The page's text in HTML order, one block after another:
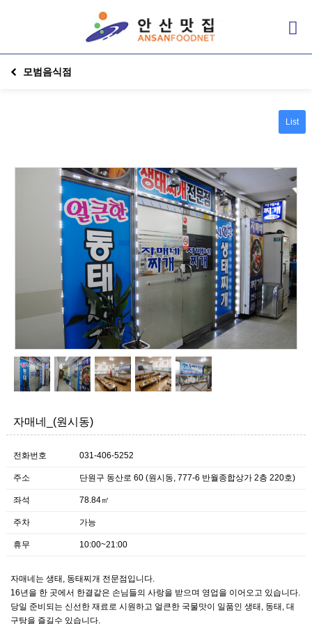
모범음식점
List
자매네_(원시동)
전화번호 031-406-5252
주소 단원구 동산로 60 (원시동, 777-6 반월종합상가 2층 220호)
좌석 78.84㎡
주차 가능
휴무 10:00~21:00
자매네는 생태, 동태찌개 전문점입니다.
16년을 한 곳에서 한결같은 손님들의 사랑을 받으며 영업을 이어오고 있습니다.
당일 준비되는 신선한 재료로 시원하고 얼큰한 국물맛이 일품인 생태, 동태, 대
구탕을 즐길수 있습니다.